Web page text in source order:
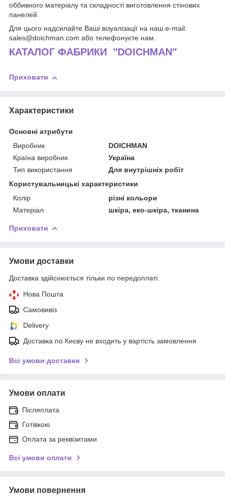
оббивного матеріалу та складності виготовлення стінових
панелей.
Для цього надсилайте Ваші візуалізації на наш e-mail:
sales@doichman.com або телефонуєте нам.
КАТАЛОГ ФАБРИКИ "DOICHMAN"
Приховати
Характеристики
Основні атрибути
Виробник
DOICHMAN
Країна виробник
Україна
Тип використання
Для внутрішніх робіт
Користувальницькі характеристики
Колір
різні кольори
Матеріал
шкіра, еко-шкіра, тканина
Приховати
Умови доставки
Доставка здійснюється тільки по передоплаті.
Нова Пошта
Самовивіз
Delivery
Доставка по Києву не входить у вартість замовлення
Всі умови доставки
Умови оплати
Післяплата
Готівкою
Оплата за реквізитами
Всі умови оплати
Умови повернення